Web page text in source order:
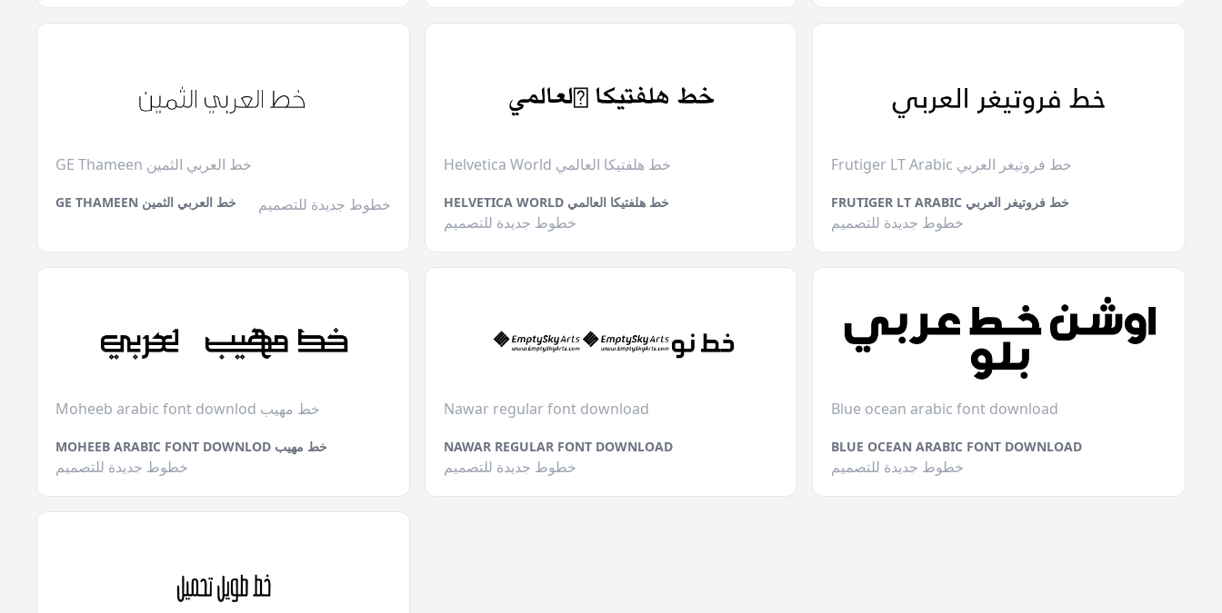
GE Thameen خط العربي الثمين
GE THAMEEN خط العربي الثمين خطوط جديدة للتصميم
Helvetica World خط هلفتيكا العالمي
HELVETICA WORLD خط هلفتيكا العالمي
خطوط جديدة للتصميم
Frutiger LT Arabic خط فروتيغر العربي
FRUTIGER LT ARABIC خط فروتيغر العربي
خطوط جديدة للتصميم
Moheeb arabic font downlod خط مهيب
MOHEEB ARABIC FONT DOWNLOD خط مهيب
خطوط جديدة للتصميم
Nawar regular font download
NAWAR REGULAR FONT DOWNLOAD
خطوط جديدة للتصميم
Blue ocean arabic font download
BLUE OCEAN ARABIC FONT DOWNLOAD
خطوط جديدة للتصميم